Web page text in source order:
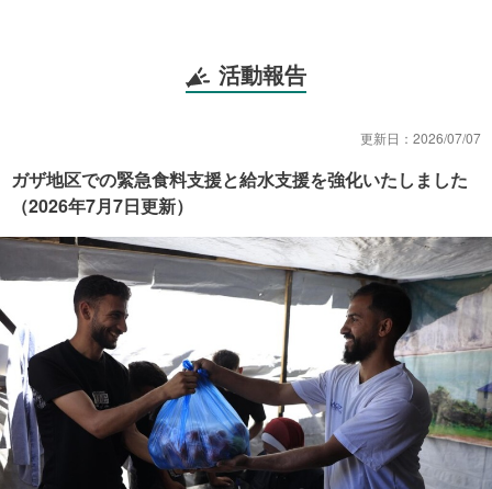
ガザのシェルターに医療拠点を設置し、定期的な診察を行います。
することで患者個人の薬局での購入や政府の病院での無料入手を可
能にします。
活動報告
更新日： 2026/07/07
ガザ地区での緊急食料支援と給水支援を強化いたしました
（2026年7月7日更新）